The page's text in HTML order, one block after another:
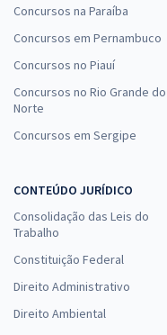
Concursos na Paraíba
Concursos em Pernambuco
Concursos no Piauí
Concursos no Rio Grande do
Norte
Concursos em Sergipe
CONTEÚDO JURÍDICO
Consolidação das Leis do
Trabalho
Constituição Federal
Direito Administrativo
Direito Ambiental